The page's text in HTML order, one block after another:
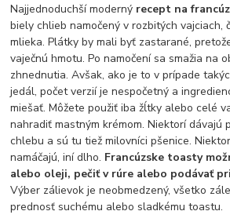
Najjednoduchší moderný recept na
biely chlieb namočený v rozbitých vajciach,
mlieka. Plátky by mali byť zastarané,
vaječnú hmotu. Po namočení sa smažia na
zhnednutia. Avšak, ako je to v prípade
jedál, počet verzií je nespočetný a
miešať. Môžete použiť iba žĺtky alebo celé
nahradiť mastným krémom. Niektorí dávajú
chlebu a sú tu tiež milovníci pšenice.
namáčajú, iní dlho. Francúzske toasty
alebo oleji, pečiť v rúre alebo podávať
Výber zálievok je neobmedzený, všetko
prednosť suchému alebo sladkému toastu.